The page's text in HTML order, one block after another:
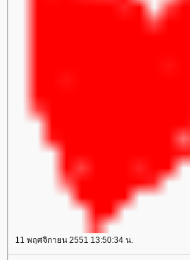
11 พฤศจิกายน 2551 13:50:34 น.